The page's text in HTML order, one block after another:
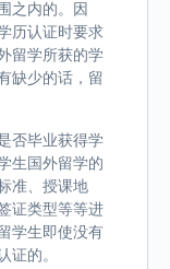
之内的。因
历认证时要求
留学所获的学
缺少的话，留
否毕业获得学
生国外留学的
准、授课地
证类型等等进
学生即使没有
证的。